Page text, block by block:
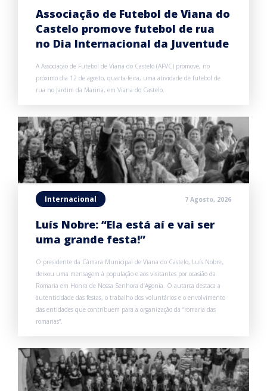
Associação de Futebol de Viana do
Castelo promove futebol de rua
no Dia Internacional da Juventude
A Associação de Futebol de Viana do Castelo (AFVC) promove, no
próximo dia 12 de agosto, quarta-feira, uma atividade de futebol de
rua no Jardim da Marina, em Viana do Castelo.
Internacional 7 Agosto, 2026
Luís Nobre: “Ela está aí e vai ser
uma grande festa!”
O presidente da Câmara Municipal de Viana do Castelo, Luís Nobre,
deixou uma mensagem à população e aos visitantes por ocasião da
Romaria em Honra de Nossa Senhora d’Agonia. O autarca destaca a
autenticidade das festas, o trabalho dos voluntários e o envolvimento
das entidades que contribuem para a organização da “romaria das
romarias”.